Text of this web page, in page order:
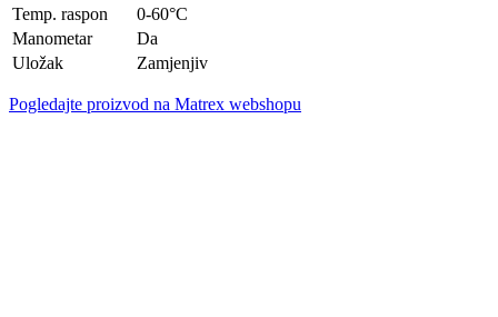
Temp. raspon
0-60°C
Manometar
Da
Uložak
Zamjenjiv
Pogledajte proizvod na Matrex webshopu